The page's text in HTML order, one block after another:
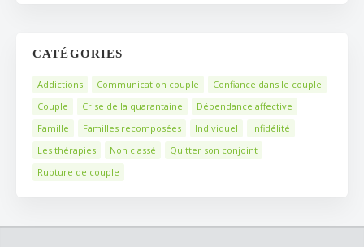
CATÉGORIES
Addictions Communication couple
Confiance dans le couple
Couple
Crise de la quarantaine
Dépendance affective
Famille
Familles recomposées Individuel
Infidélité
Les thérapies
Non classé
Quitter son conjoint
Rupture de couple